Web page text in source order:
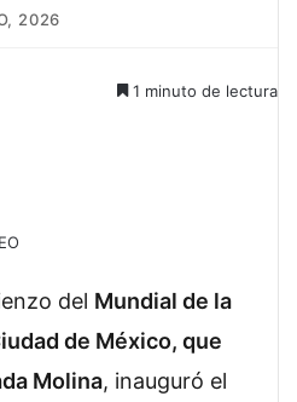
2026
1 minuto de lectura
del Mundial de la
de México, que
Molina, inauguró el